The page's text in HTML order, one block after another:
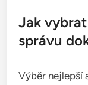
Jak
správu
Výběr nejlepší